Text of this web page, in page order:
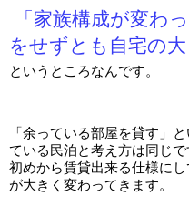
「家族構成が変わ
をせずとも自宅の
というところなんです。
「余っている部屋を貸す」
ている民泊と考え方は同じで
初めから賃貸出来る仕様に
が大きく変わってきます。